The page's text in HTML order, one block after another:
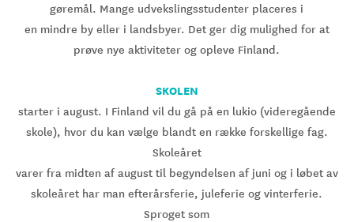
gøremål. Mange udvekslingsstudenter placeres i
en mindre by eller i landsbyer. Det ger dig mulighed for at
prøve nye aktiviteter og opleve Finland.
SKOLEN
starter i august. I Finland vil du gå på en lukio (videregående
skole), hvor du kan vælge blandt en række forskellige fag.
Skoleåret
varer fra midten af august til begyndelsen af juni og i løbet av
skoleåret har man efterårsferie, juleferie og vinterferie.
Sproget som